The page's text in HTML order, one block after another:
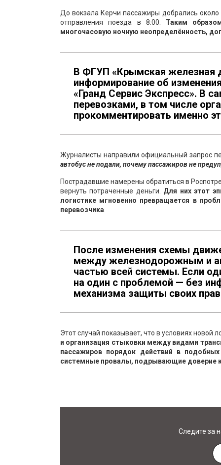
До вокзала Керчи пассажиры добрались
отправления поезда в 8:00. Таким
многочасовую ночную неопределённость,
В ФГУП «Крымская железная
информирование об
«Гранд Сервис Экспресс». В
перевозками, в том числе
прокомментировать именно
Журналисты направили официальный запрос
автобус не подали, почему пассажиров не
Пострадавшие намерены обратиться в
вернуть потраченные деньги. Для них этот
логистике мгновенно превращается в
перевозчика
После изменения схемы
между железнодорожным и
частью всей системы. Если
на один с проблемой — без
механизма защиты своих
Этот случай показывает, что в условиях новой
и организация стыковки между видами
пассажиров порядок действий в
системные провалы, подрывающие доверие
Следите за